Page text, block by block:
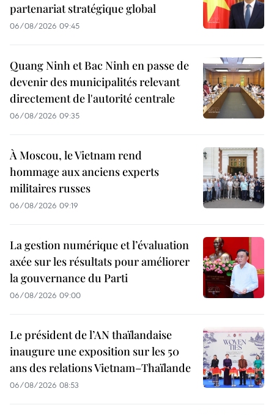
partenariat stratégique global
06/08/2026 09:45
Quang Ninh et Bac Ninh en passe de
devenir des municipalités relevant
directement de l'autorité centrale
06/08/2026 09:35
À Moscou, le Vietnam rend
hommage aux anciens experts
militaires russes
06/08/2026 09:19
La gestion numérique et l’évaluation
axée sur les résultats pour améliorer
la gouvernance du Parti
06/08/2026 09:00
Le président de l’AN thaïlandaise
inaugure une exposition sur les 50
ans des relations Vietnam–Thaïlande
06/08/2026 08:53